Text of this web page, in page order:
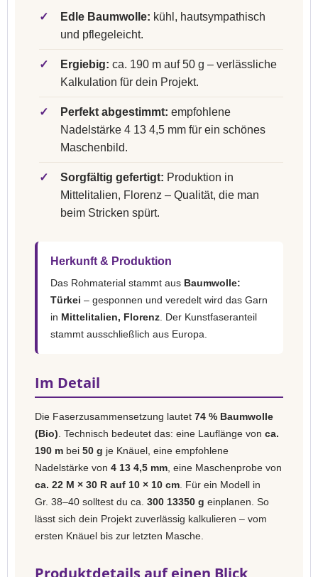
✓ Edle Baumwolle: kühl, hautsympathisch
und pflegeleicht.
✓ Ergiebig: ca. 190 m auf 50 g – verlässliche
Kalkulation für dein Projekt.
✓ Perfekt abgestimmt: empfohlene
Nadelstärke 4 13 4,5 mm für ein schönes
Maschenbild.
✓ Sorgfältig gefertigt: Produktion in
Mittelitalien, Florenz – Qualität, die man
beim Stricken spürt.
Herkunft & Produktion
Das Rohmaterial stammt aus Baumwolle:
Türkei – gesponnen und veredelt wird das Garn
in Mittelitalien, Florenz . Der Kunstfaseranteil
stammt ausschließlich aus Europa.
Im Detail
Die Faserzusammensetzung lautet 74 % Baumwolle
(Bio) . Technisch bedeutet das: eine Lauflänge von ca.
190 m bei 50 g je Knäuel, eine empfohlene
Nadelstärke von 4 13 4,5 mm , eine Maschenprobe von
ca. 22 M × 30 R auf 10 × 10 cm . Für ein Modell in
Gr. 38–40 solltest du ca. 300 13350 g einplanen. So
lässt sich dein Projekt zuverlässig kalkulieren – vom
ersten Knäuel bis zur letzten Masche.
Produktdetails auf einen Blick